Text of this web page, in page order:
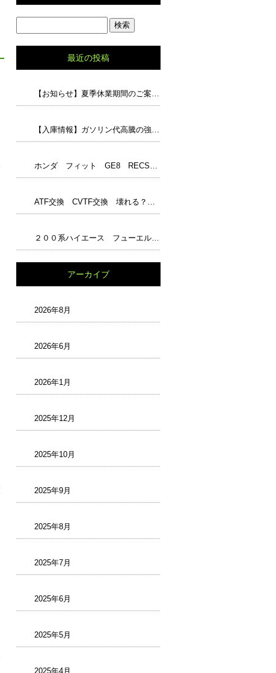
最近の投稿
【お知らせ】夏季休業期間のご案内と、猛暑の中でのドライブで気をつけたいポイント
【入庫情報】ガソリン代高騰の強い味方！走行5.8万キロの「アルト エコS」が入荷しました！
ホンダ フィット GE8 RECS フューエル１ジャンボ アンチエイジングオイル エンジンパワーシールド レックス ワコーズ WAKO‘S
ATF交換 CVTF交換 壊れる？ 嘘？本当？ トルコン太郎完璧？ 最強？ 正しい知識と解説 過走行
２００系ハイエース フューエルフィルター交換 チェックランプ
アーカイブ
2026年8月
2026年6月
2026年1月
2025年12月
2025年10月
2025年9月
2025年8月
2025年7月
2025年6月
2025年5月
2025年4月